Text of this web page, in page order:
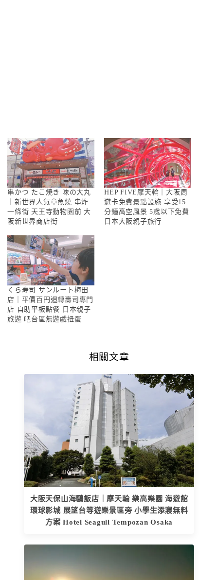
串かつ たこ焼き 味の大丸
｜新世界人氣章魚燒 串炸
一條街 天王寺動物園前 大
阪新世界商店街
HEP FIVE摩天輪｜大阪周
遊卡免費景點設施 享受15
分鐘高空風景 5歲以下免費
日本大阪親子旅行
くら寿司 サンルート梅田
店｜平價百円迴轉壽司專門
店 自助平板點餐 日本親子
旅遊 吧台區無遊戲扭蛋
相關文章
大阪天保山海鷗飯店｜摩天輪 樂高樂園 海遊館
環球影城 展望台等遊樂景區旁 小學生添寢無料
方案 Hotel Seagull Tempozan Osaka